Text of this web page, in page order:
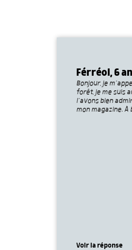
Férréol, 6
Bonjour, je
forêt, je me suis
l’avons bien
mon magazine. À
Voir la réponse